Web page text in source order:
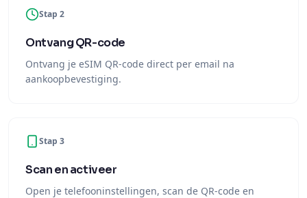
Stap 2
Ontvang QR-code
Ontvang je eSIM QR-code direct per email na
aankoopbevestiging.
Stap 3
Scan en activeer
Open je telefooninstellingen, scan de QR-code en